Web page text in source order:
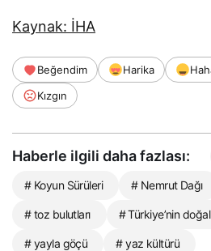
Kaynak: İHA
Beğendim Harika
Kızgın
Haberle ilgili daha fazlası:
# Koyun Sürüleri # Nemrut Dağı
# toz bulutları # Türkiye’nin
# yayla göçü # yaz kültürü